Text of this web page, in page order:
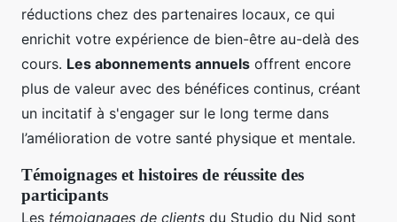
réductions chez des partenaires locaux, ce qui
enrichit votre expérience de bien-être au-delà des
cours. Les abonnements annuels offrent encore
plus de valeur avec des bénéfices continus, créant
un incitatif à s'engager sur le long terme dans
l’amélioration de votre santé physique et mentale.
Témoignages et histoires de réussite des
participants
Les témoignages de clients du Studio du Nid sont